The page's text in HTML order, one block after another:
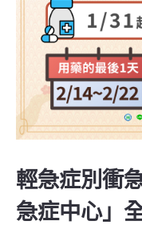
輕急症別衝
急症中心」